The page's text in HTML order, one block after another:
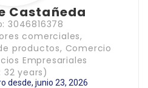
Castañeda
3046816378
comerciales,
productos, Comercio
Empresariales
32 years)
desde, junio 23, 2026